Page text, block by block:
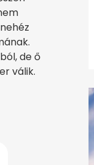
de ő
válik.